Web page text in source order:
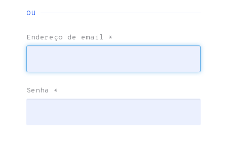
ou
Endereço de email *
Senha *